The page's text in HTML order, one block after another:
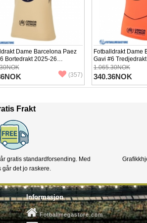
Dame Barcelona Paez
Bortedrakt 2025-26
(357)
Fotballdrakt Dame
Gavi #6
Kortermet
1.065.30NOK
340.36NOK
Frakt
gratis standardforsending. Med
går det jo raskere.
Informasjon
Fotballmegastore.com